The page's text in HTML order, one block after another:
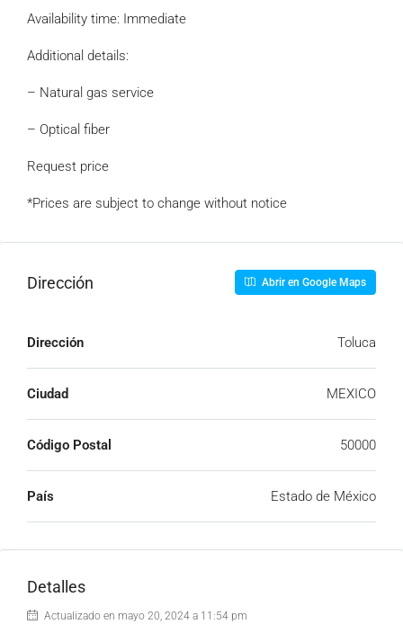
Availability time: Immediate
Additional details:
– Natural gas service
– Optical fiber
Request price
*Prices are subject to change without notice
Dirección Abrir en Google Maps
Dirección Toluca
Ciudad MEXICO
Código Postal 50000
País Estado de México
Detalles
Actualizado en mayo 20, 2024 a 11:54 pm